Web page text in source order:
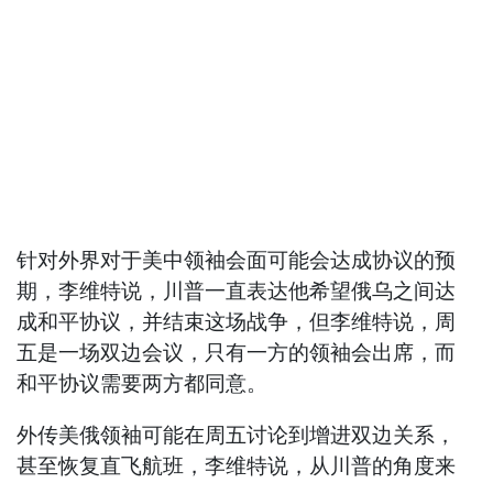
针对外界对于美中领袖会面可能会达成协议的预
期，李维特说，川普一直表达他希望俄乌之间达
成和平协议，并结束这场战争，但李维特说，周
五是一场双边会议，只有一方的领袖会出席，而
和平协议需要两方都同意。
外传美俄领袖可能在周五讨论到增进双边关系，
甚至恢复直飞航班，李维特说，从川普的角度来